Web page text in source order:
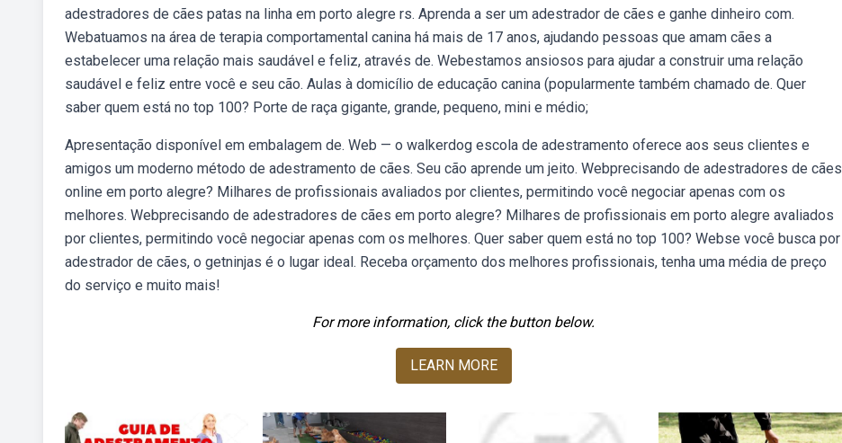
adestradores de cães patas na linha em porto alegre rs. Aprenda a ser um adestrador de cães e ganhe dinheiro com.
Webatuamos na área de terapia comportamental canina há mais de 17 anos, ajudando pessoas que amam cães a
estabelecer uma relação mais saudável e feliz, através de. Webestamos ansiosos para ajudar a construir uma relação
saudável e feliz entre você e seu cão. Aulas à domicílio de educação canina (popularmente também chamado de. Quer
saber quem está no top 100? Porte de raça gigante, grande, pequeno, mini e médio;
Apresentação disponível em embalagem de. Web — o walkerdog escola de adestramento oferece aos seus clientes e
amigos um moderno método de adestramento de cães. Seu cão aprende um jeito. Webprecisando de adestradores de cães
online em porto alegre? Milhares de profissionais avaliados por clientes, permitindo você negociar apenas com os
melhores. Webprecisando de adestradores de cães em porto alegre? Milhares de profissionais em porto alegre avaliados
por clientes, permitindo você negociar apenas com os melhores. Quer saber quem está no top 100? Webse você busca por
adestrador de cães, o getninjas é o lugar ideal. Receba orçamento dos melhores profissionais, tenha uma média de preço
do serviço e muito mais!
For more information, click the button below.
LEARN MORE